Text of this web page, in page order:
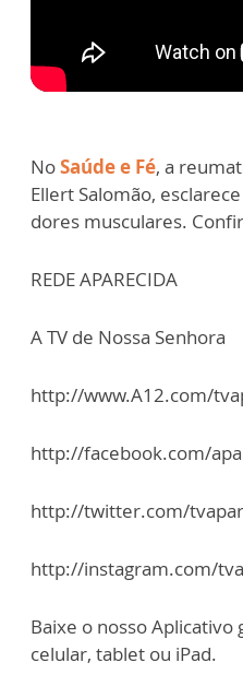
NoSaúde e Fé, a
Ellert Salomão,
dores musculares.
REDE APARECIDA
A TV de Nossa Senhora
http://www.A12.com/
http://facebook.com/
http://twitter.com/
http://instagram.com/
Baixe o nosso
celular, tablet ou iPad.